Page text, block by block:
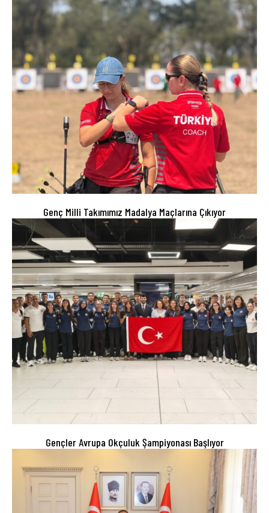
Genç Milli Takımımız Madalya Maçlarına Çıkıyor
Gençler Avrupa Okçuluk Şampiyonası Başlıyor